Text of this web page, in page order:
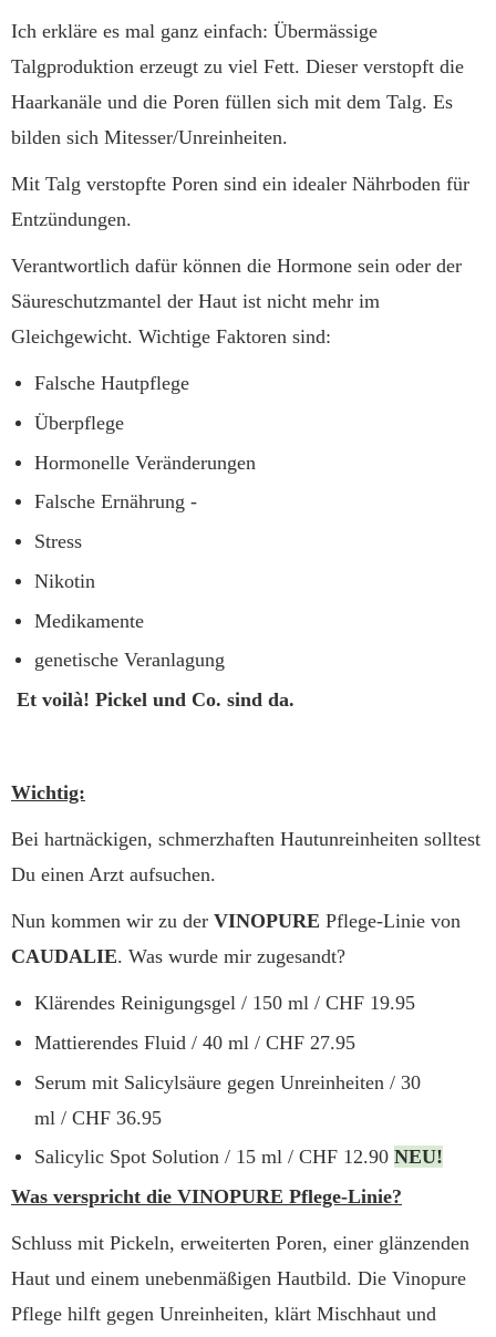
Ich erkläre es mal ganz einfach: Übermässige
Talgproduktion erzeugt zu viel Fett. Dieser verstopft die
Haarkanäle und die Poren füllen sich mit dem Talg. Es
bilden sich Mitesser/Unreinheiten.
Mit Talg verstopfte Poren sind ein idealer Nährboden für
Entzündungen.
Verantwortlich dafür können die Hormone sein oder der
Säureschutzmantel der Haut ist nicht mehr im
Gleichgewicht. Wichtige Faktoren sind:
Falsche Hautpflege
Überpflege
Hormonelle Veränderungen
Falsche Ernährung -
Stress
Nikotin
Medikamente
genetische Veranlagung
Et voilà! Pickel und Co. sind da.
Wichtig:
Bei hartnäckigen, schmerzhaften Hautunreinheiten solltest
Du einen Arzt aufsuchen.
Nun kommen wir zu der VINOPURE Pflege-Linie von
CAUDALIE. Was wurde mir zugesandt?
Klärendes Reinigungsgel / 150 ml / CHF 19.95
Mattierendes Fluid / 40 ml / CHF 27.95
Serum mit Salicylsäure gegen Unreinheiten / 30
ml / CHF 36.95
Salicylic Spot Solution / 15 ml / CHF 12.90 NEU!
Was verspricht die VINOPURE Pflege-Linie?
Schluss mit Pickeln, erweiterten Poren, einer glänzenden
Haut und einem unebenmäßigen Hautbild. Die Vinopure
Pflege hilft gegen Unreinheiten, klärt Mischhaut und